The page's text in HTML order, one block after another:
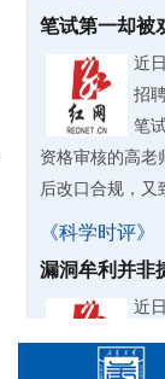
笔试第一却被
近
招
笔
资格审核的高老
后改口合规，又
《科学时评》
漏洞牟利并非
近
台“
钱“